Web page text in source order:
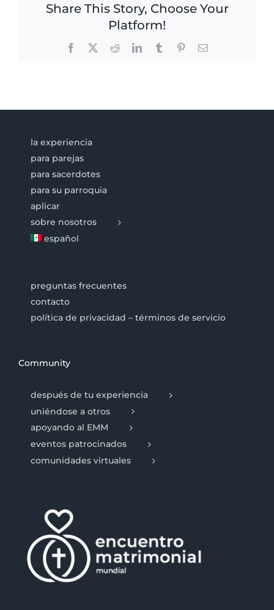
Share This Story, Choose Your
Platform!
Facebook RedditLinkedInTumblr PinterestEmail
la experiencia
para parejas
para sacerdotes
para su parroquia
aplicar
sobre nosotros
español
preguntas frecuentes
contacto
política de privacidad – términos de servicio
Community
después de tu experiencia
uniéndose a otros
apoyando al EMM
eventos patrocinados
comunidades virtuales